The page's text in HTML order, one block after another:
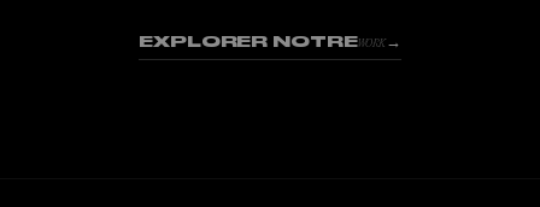
EXPLORER NOTREWORK→